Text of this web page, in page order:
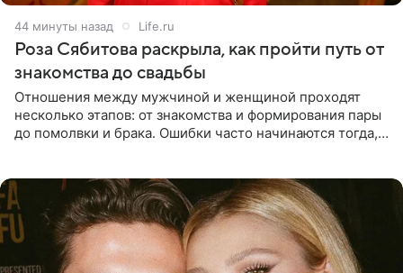
44 минуты назад Life.ru
Роза Сябитова раскрыла, как пройти путь от
знакомства до свадьбы
Отношения между мужчиной и женщиной проходят
несколько этапов: от знакомства и формирования пары
до помолвки и брака. Ошибки часто начинаются тогда,